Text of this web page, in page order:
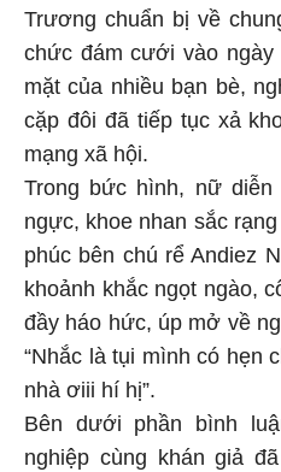
Trương chuẩn bị về
chức đám cưới vào
mặt của nhiều bạn bè,
cặp đôi đã tiếp tục xả
mạng xã hội.
Trong bức hình, nữ
ngực, khoe nhan sắc
phúc bên chú rể Andiez
khoảnh khắc ngọt ngào,
đầy háo hức, úp mở về
“Nhắc là tụi mình có hẹn
nhà ơiii hí hị”.
Bên dưới phần bình
nghiệp cùng khán giả